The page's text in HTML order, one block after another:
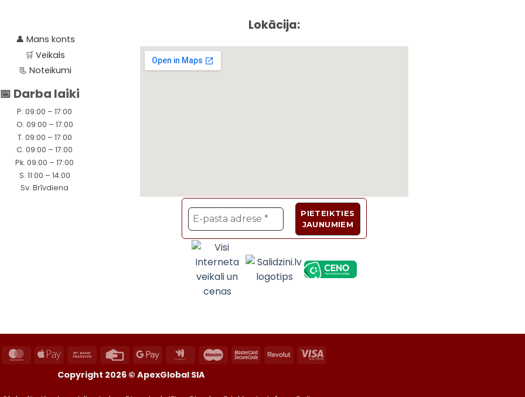
👤 Mans konts
🛒Veikals
📃Noteikumi
📅 Darba laiki
P. 09:00 – 17:00
O. 09:00 – 17:00
T. 09:00 – 17:00
C. 09:00 – 17:00
Pk. 09:00 – 17:00
S. 11:00 – 14:00
Sv. Brīvdiena
Lokācija:
MasterCard
Apple
Bank
Credit Google
Google
MaestroMasterCard
RevolutVisa
Copyright 2026 © ApexGlobal SIA